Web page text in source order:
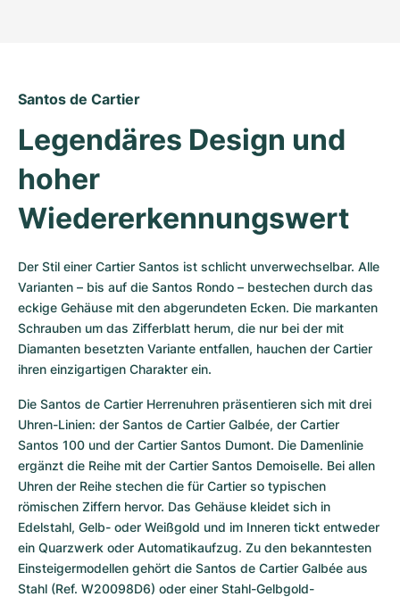
Santos de Cartier
Legendäres Design und
hoher
Wiedererkennungswert
Der Stil einer Cartier Santos ist schlicht unverwechselbar. Alle
Varianten – bis auf die Santos Rondo – bestechen durch das
eckige Gehäuse mit den abgerundeten Ecken. Die markanten
Schrauben um das Zifferblatt herum, die nur bei der mit
Diamanten besetzten Variante entfallen, hauchen der Cartier
ihren einzigartigen Charakter ein.
Die Santos de Cartier Herrenuhren präsentieren sich mit drei
Uhren-Linien: der Santos de Cartier Galbée, der Cartier
Santos 100 und der Cartier Santos Dumont. Die Damenlinie
ergänzt die Reihe mit der Cartier Santos Demoiselle. Bei allen
Uhren der Reihe stechen die für Cartier so typischen
römischen Ziffern hervor. Das Gehäuse kleidet sich in
Edelstahl, Gelb- oder Weißgold und im Inneren tickt entweder
ein Quarzwerk oder Automatikaufzug. Zu den bekanntesten
Einsteigermodellen gehört die Santos de Cartier Galbée aus
Stahl (Ref. W20098D6) oder einer Stahl-Gelbgold-